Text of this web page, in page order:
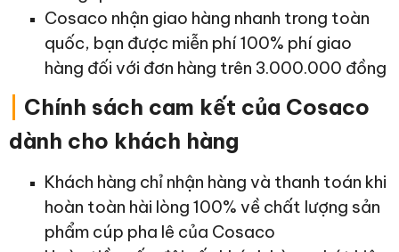
Cosaco nhận giao hàng nhanh trong toàn
quốc, bạn được miễn phí 100% phí giao
hàng đối với đơn hàng trên 3.000.000 đồng
Chính sách cam kết của Cosaco
dành cho khách hàng
Khách hàng chỉ nhận hàng và thanh toán khi
hoàn toàn hài lòng 100% về chất lượng sản
phẩm cúp pha lê của Cosaco